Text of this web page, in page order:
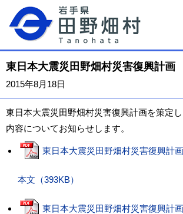
東日本大震災田野畑村災害復興計画
2015年8月18日
東日本大震災田野畑村災害復興計画を策定
内容についてお知らせします。
東日本大震災田野畑村災害復興計
本文（393KB）
東日本大震災田野畑村災害復興計